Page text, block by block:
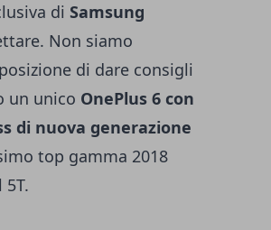
di Samsung
Non siamo
di dare consigli
un unico OnePlus 6 con
di nuova generazione
top gamma 2018